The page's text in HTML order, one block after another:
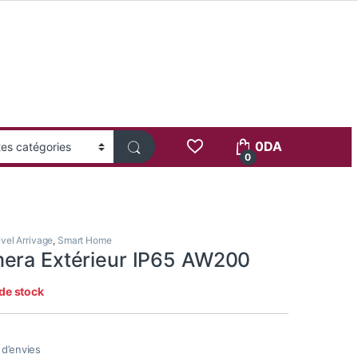
0
0DA
Arrivage, Smart Home
Extérieur IP65 AW200
stock